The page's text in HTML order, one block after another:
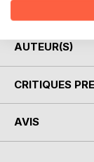
AUTEUR(S)
CRITIQUES
AVIS